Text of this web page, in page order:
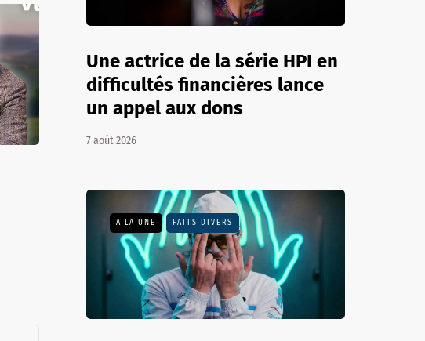
Une actrice de la série HPI en
difficultés financières lance
un appel aux dons
7 août 2026
A LA UNE FAITS DIVERS